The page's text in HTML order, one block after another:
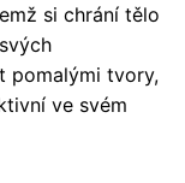
si chrání tělo
pomalými tvory,
ve svém